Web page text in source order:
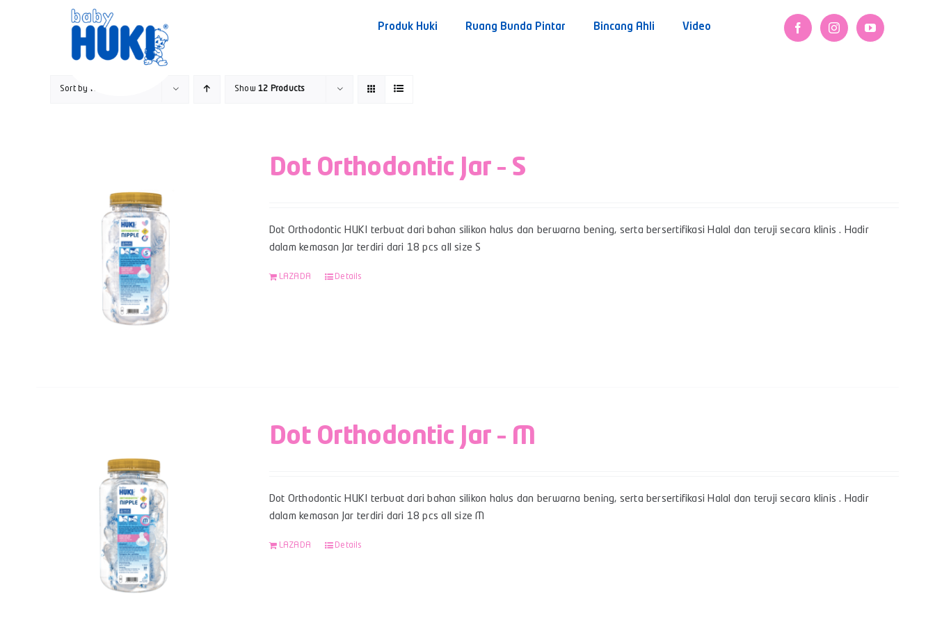
Produk Huki Ruang Bunda Pintar Bincang Ahli Video
Sort by Rating Show12 Products
Dot Orthodontic Jar – S
Dot Orthodontic HUKI terbuat dari bahan silikon halus dan berwarna bening, serta bersertifikasi Halal dan teruji secara klinis . Hadir
dalam kemasan Jar terdiri dari 18 pcs all size S
LAZADA Details
Dot Orthodontic Jar – M
Dot Orthodontic HUKI terbuat dari bahan silikon halus dan berwarna bening, serta bersertifikasi Halal dan teruji secara klinis . Hadir
dalam kemasan Jar terdiri dari 18 pcs all size M
LAZADA Details